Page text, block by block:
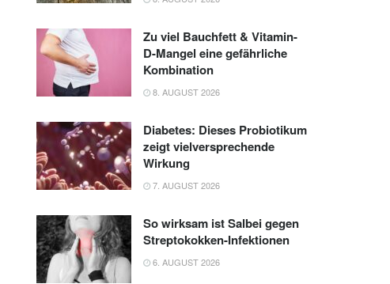
Zu viel Bauchfett & Vitamin-
D-Mangel eine gefährliche
Kombination
8. AUGUST 2026
Diabetes: Dieses Probiotikum
zeigt vielversprechende
Wirkung
7. AUGUST 2026
So wirksam ist Salbei gegen
Streptokokken-Infektionen
6. AUGUST 2026